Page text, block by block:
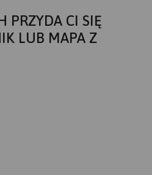
PRZYDA CI SIĘ
LUB MAPA Z